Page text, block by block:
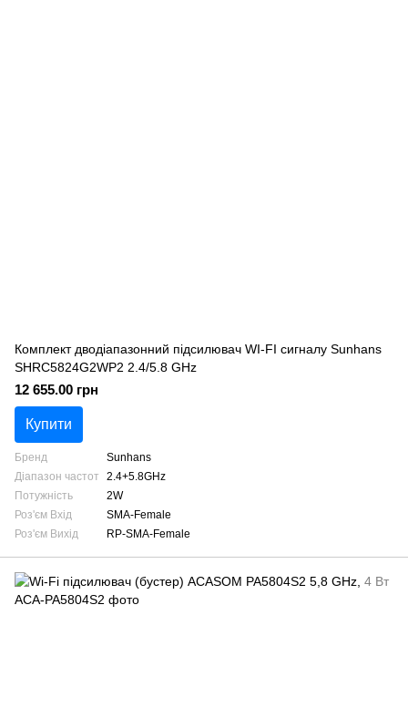
Комплект дводіапазонний підсилювач WI-FI сигналу Sunhans
SHRC5824G2WP2 2.4/5.8 GHz
12 655.00 грн
Купити
Бренд
Sunhans
Діапазон частот
2.4+5.8GHz
Потужність
2W
Роз'єм Вхід
SMA-Female
Роз'єм Вихід
RP-SMA-Female